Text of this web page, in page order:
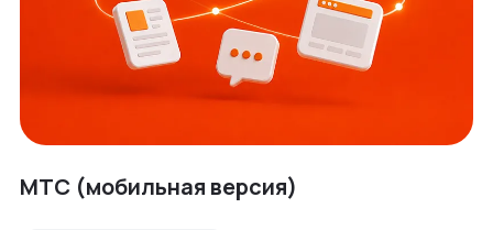
МТС (мобильная версия)